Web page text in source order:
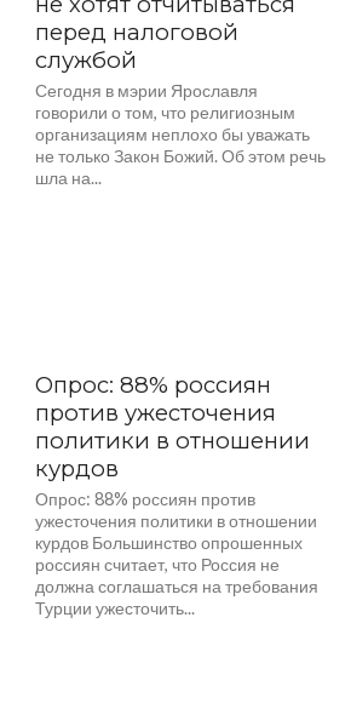
перед налоговой
службой
Сегодня в мэрии Ярославля
говорили о том, что религиозным
организациям неплохо бы уважать
не только Закон Божий. Об этом речь
шла на...
Опрос: 88% россиян
против ужесточения
политики в отношении
курдов
Опрос: 88% россиян против
ужесточения политики в отношении
курдов Большинство опрошенных
россиян считает, что Россия не
должна соглашаться на требования
Турции ужесточить...